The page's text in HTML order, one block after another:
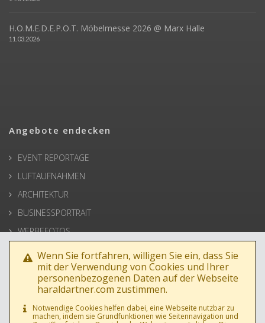
H.O.M.E.D.E.P.O.T. Möbelmesse 2026 @ Marx Halle
11.03.2026
Angebote endecken
EVENT REPORTAGE
LUFTAUFNAHMEN
ARCHITEKTUR
BUSINESSPORTRAIT
WERBEFOTOS
HOCHZEIT
PRESSE
Wenn Sie fortfahren, willigen Sie ein, dass Sie
mit der Verwendung von Cookies und Ihrer
personenbezogenen Daten auf der Webseite
haraldartner.com zustimmen.
Notwendige Cookies helfen dabei, eine Webseite nutzbar zu
machen, indem sie Grundfunktionen wie Seitennavigation und